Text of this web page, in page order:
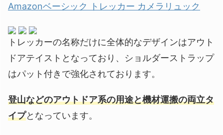
Amazonベーシック トレッカー カメラリュック
トレッカーの名称だけに全体的なデザインはアウト
ドアテイストとなっており、ショルダーストラップ
はパット付きで強化されております。
登山などのアウトドア系の用途と機材運搬の両立タ
イプとなっています。